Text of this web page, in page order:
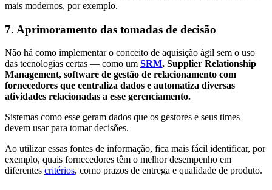
mais modernos, por exemplo.
7. Aprimoramento das tomadas de decisão
Não há como implementar o conceito de aquisição ágil sem o uso
das tecnologias certas — como um SRM, Supplier Relationship
Management, software de gestão de relacionamento com
fornecedores que centraliza dados e automatiza diversas
atividades relacionadas a esse gerenciamento.
Sistemas como esse geram dados que os gestores e seus times
devem usar para tomar decisões.
Ao utilizar essas fontes de informação, fica mais fácil identificar, por
exemplo, quais fornecedores têm o melhor desempenho em
diferentes critérios, como prazos de entrega e qualidade de produto.